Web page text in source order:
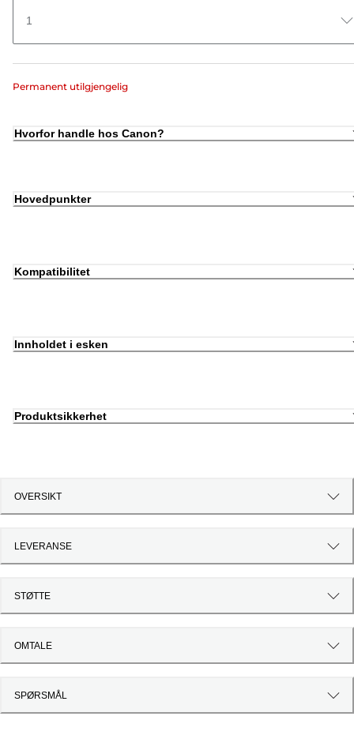
1
Permanent utilgjengelig
Hvorfor handle hos Canon?
Hovedpunkter
Kompatibilitet
Innholdet i esken
Produktsikkerhet
OVERSIKT
LEVERANSE
STØTTE
OMTALE
SPØRSMÅL